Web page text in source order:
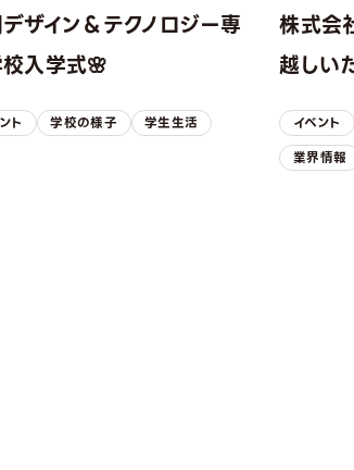
ザイン＆テクノロジー専
入学式🌸
ト 学校の様子 学生生活
株式会
越しい
イベント
業界情報